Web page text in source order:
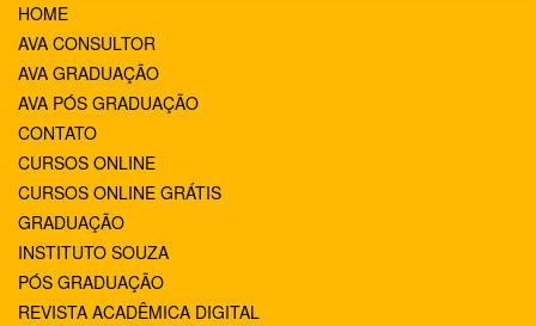
HOME
AVA CONSULTOR
AVA GRADUAÇÃO
AVA PÓS GRADUAÇÃO
CONTATO
CURSOS ONLINE
CURSOS ONLINE GRÁTIS
GRADUAÇÃO
INSTITUTO SOUZA
PÓS GRADUAÇÃO
REVISTA ACADÊMICA DIGITAL